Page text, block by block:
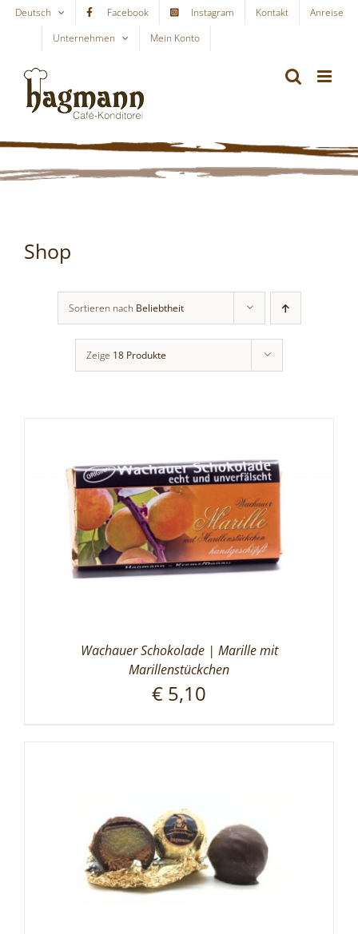
Skip
content
Deutsch Facebook Instagram Kontakt
Anreise
Unternehmen
Mein Konto
Shop
Sortieren nach Beliebtheit
Zeige 18 Produkte
Wachauer Schokolade | Marille mit
Marillenstückchen
€ 5,10